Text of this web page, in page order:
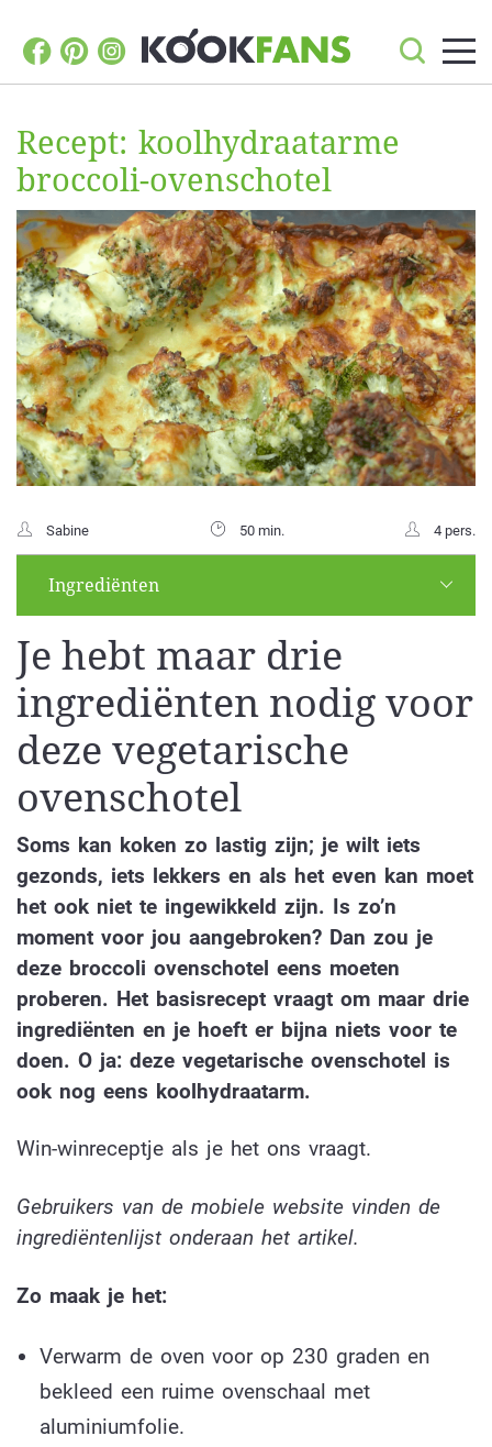
Recept: koolhydraatarme
broccoli-ovenschotel
Sabine 50 min. 4 pers.
Ingrediënten
Je hebt maar drie
ingrediënten nodig voor
deze vegetarische
ovenschotel
Soms kan koken zo lastig zijn; je wilt iets
gezonds, iets lekkers en als het even kan moet
het ook niet te ingewikkeld zijn. Is zo’n
moment voor jou aangebroken? Dan zou je
deze broccoli ovenschotel eens moeten
proberen. Het basisrecept vraagt om maar drie
ingrediënten en je hoeft er bijna niets voor te
doen. O ja: deze vegetarische ovenschotel is
ook nog eens koolhydraatarm.
Win-winreceptje als je het ons vraagt.
Gebruikers van de mobiele website vinden de
ingrediëntenlijst onderaan het artikel.
Zo maak je het:
Verwarm de oven voor op 230 graden en
bekleed een ruime ovenschaal met
aluminiumfolie.